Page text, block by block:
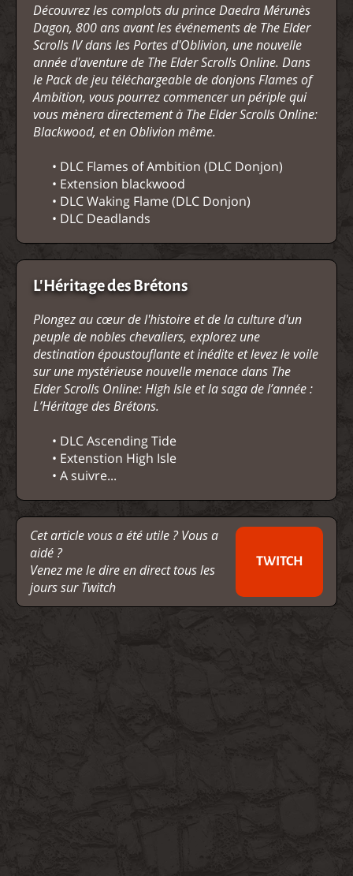
Découvrez les complots du prince Daedra Mérunès
Dagon, 800 ans avant les événements de The Elder
Scrolls IV dans les Portes d'Oblivion, une nouvelle
année d'aventure de The Elder Scrolls Online. Dans
le Pack de jeu téléchargeable de donjons Flames of
Ambition, vous pourrez commencer un périple qui
vous mènera directement à The Elder Scrolls Online:
Blackwood, et en Oblivion même.
• DLC Flames of Ambition (DLC Donjon)
• Extension blackwood
• DLC Waking Flame (DLC Donjon)
• DLC Deadlands
L'Héritage des Brétons
Plongez au cœur de l'histoire et de la culture d'un
peuple de nobles chevaliers, explorez une
destination époustouflante et inédite et levez le voile
sur une mystérieuse nouvelle menace dans The
Elder Scrolls Online: High Isle et la saga de l’année :
L’Héritage des Brétons.
• DLC Ascending Tide
• Extenstion High Isle
• A suivre...
Cet article vous a été utile ? Vous a
aidé ?
Venez me le dire en direct tous les
jours sur Twitch
TWITCH